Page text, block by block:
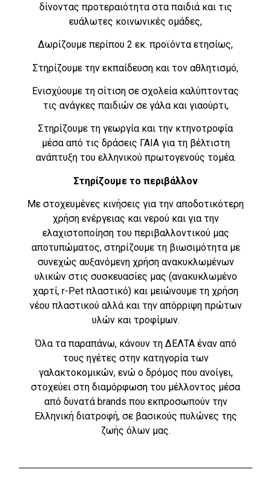
δίνοντας προτεραιότητα στα παιδιά και τις
ευάλωτες κοινωνικές ομάδες,
Δωρίζουμε περίπου 2 εκ. προϊόντα ετησίως,
Στηρίζουμε την εκπαίδευση και τον αθλητισμό,
Ενισχύουμε τη σίτιση σε σχολεία καλύπτοντας
τις ανάγκες παιδιών σε γάλα και γιαούρτι,
Στηρίζουμε τη γεωργία και την κτηνοτροφία
μέσα από τις δράσεις ΓΑΙΑ για τη βέλτιστη
ανάπτυξη του ελληνικού πρωτογενούς τομέα.
Στηρίζουμε το περιβάλλον
Με στοχευμένες κινήσεις για την αποδοτικότερη
χρήση ενέργειας και νερού και για την
ελαχιστοποίηση του περιβαλλοντικού μας
αποτυπώματος, στηρίζουμε τη βιωσιμότητα με
συνεχώς αυξανόμενη χρήση ανακυκλωμένων
υλικών στις συσκευασίες μας (ανακυκλωμένο
χαρτί, r-Pet πλαστικό) και μειώνουμε τη χρήση
νέου πλαστικού αλλά και την απόρριψη πρώτων
υλών και τροφίμων.
Όλα τα παραπάνω, κάνουν τη ΔΕΛΤΑ έναν από
τους ηγέτες στην κατηγορία των
γαλακτοκομικών, ενώ ο δρόμος που ανοίγει,
στοχεύει στη διαμόρφωση του μέλλοντος μέσα
από δυνατά brands που εκπροσωπούν την
Ελληνική διατροφή, σε βασικούς πυλώνες της
ζωής όλων μας.